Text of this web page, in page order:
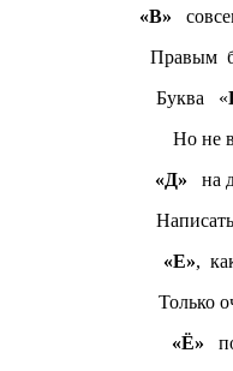
«В»
Правым
Буква «
Но не
«Д» на
«Е»,
Только
«Ё»